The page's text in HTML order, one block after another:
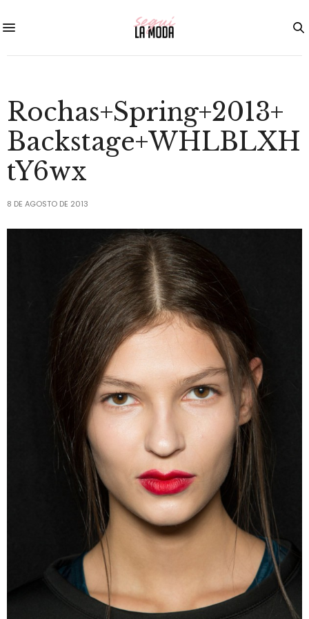
Rochas+Spring+2013+
Backstage+WHLBLXH
tY6wx
8 DE AGOSTO DE 2013